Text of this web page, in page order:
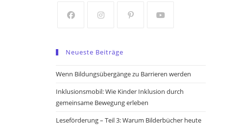
tab
a
new
a
new
new
Neueste Beiträge
Wenn Bildungsübergänge zu Barrieren werden
Inklusionsmobil: Wie Kinder Inklusion durch
gemeinsame Bewegung erleben
Leseförderung – Teil 3: Warum Bilderbücher heute